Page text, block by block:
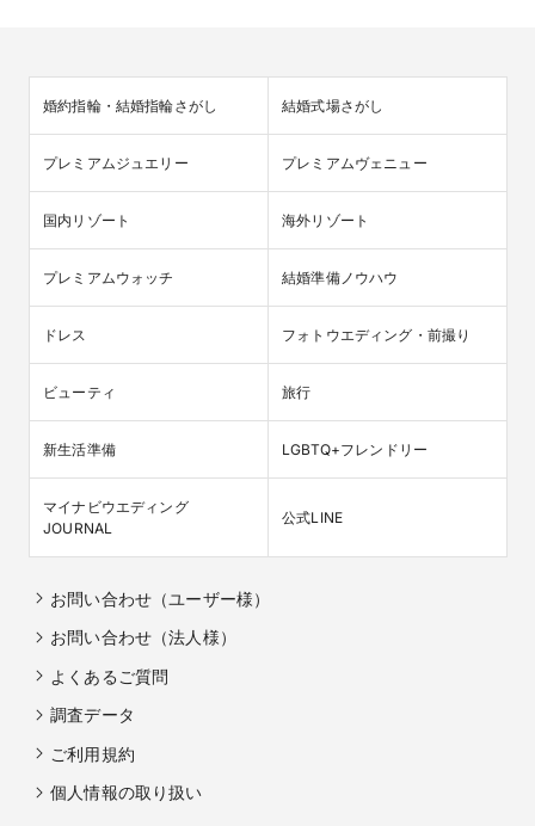
婚約指輪・結婚指輪さがし 結婚式場さがし
プレミアムジュエリー プレミアムヴェニュー
国内リゾート 海外リゾート
プレミアムウォッチ 結婚準備ノウハウ
ドレス フォトウエディング・前撮り
ビューティ 旅行
新生活準備 LGBTQ+フレンドリー
マイナビウエディング
JOURNAL
公式LINE
お問い合わせ（ユーザー様）
お問い合わせ（法人様）
よくあるご質問
調査データ
ご利用規約
個人情報の取り扱い